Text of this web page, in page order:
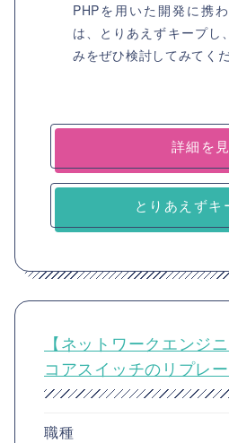
PHPを用いた開発に携
は、とりあえずキープし
みをぜひ検討してみてくだ
詳細を
とりあえずキ
【ネットワークエンジ
コアスイッチのリプレ
職種